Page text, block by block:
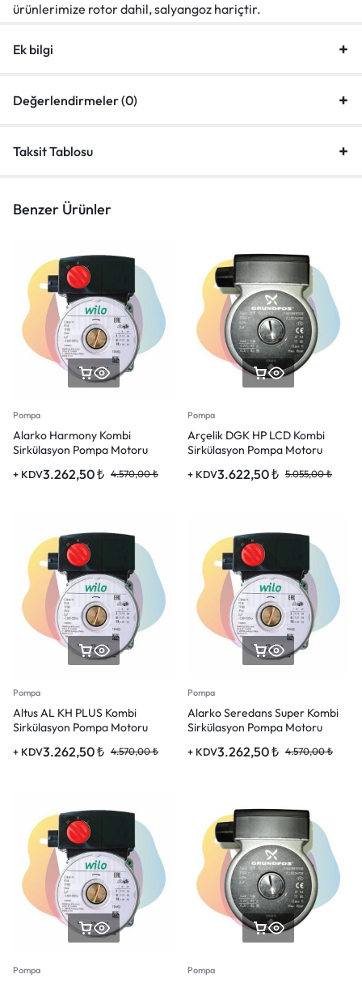
ürünlerimize rotor dahil, salyangoz hariçtir.
Ek bilgi
Değerlendirmeler (0)
Taksit Tablosu
Benzer Ürünler
Pompa
Alarko Harmony Kombi
Sirkülasyon Pompa Motoru
3.262,50₺ 4.570,00₺
+ KDV
Pompa
Arçelik DGK HP LCD Kombi
Sirkülasyon Pompa Motoru
3.622,50₺ 5.055,00₺
+ KDV
Pompa
Altus AL KH PLUS Kombi
Sirkülasyon Pompa Motoru
3.262,50₺ 4.570,00₺
+ KDV
Pompa
Alarko Seredans Super Kombi
Sirkülasyon Pompa Motoru
3.262,50₺ 4.570,00₺
+ KDV
Pompa Pompa